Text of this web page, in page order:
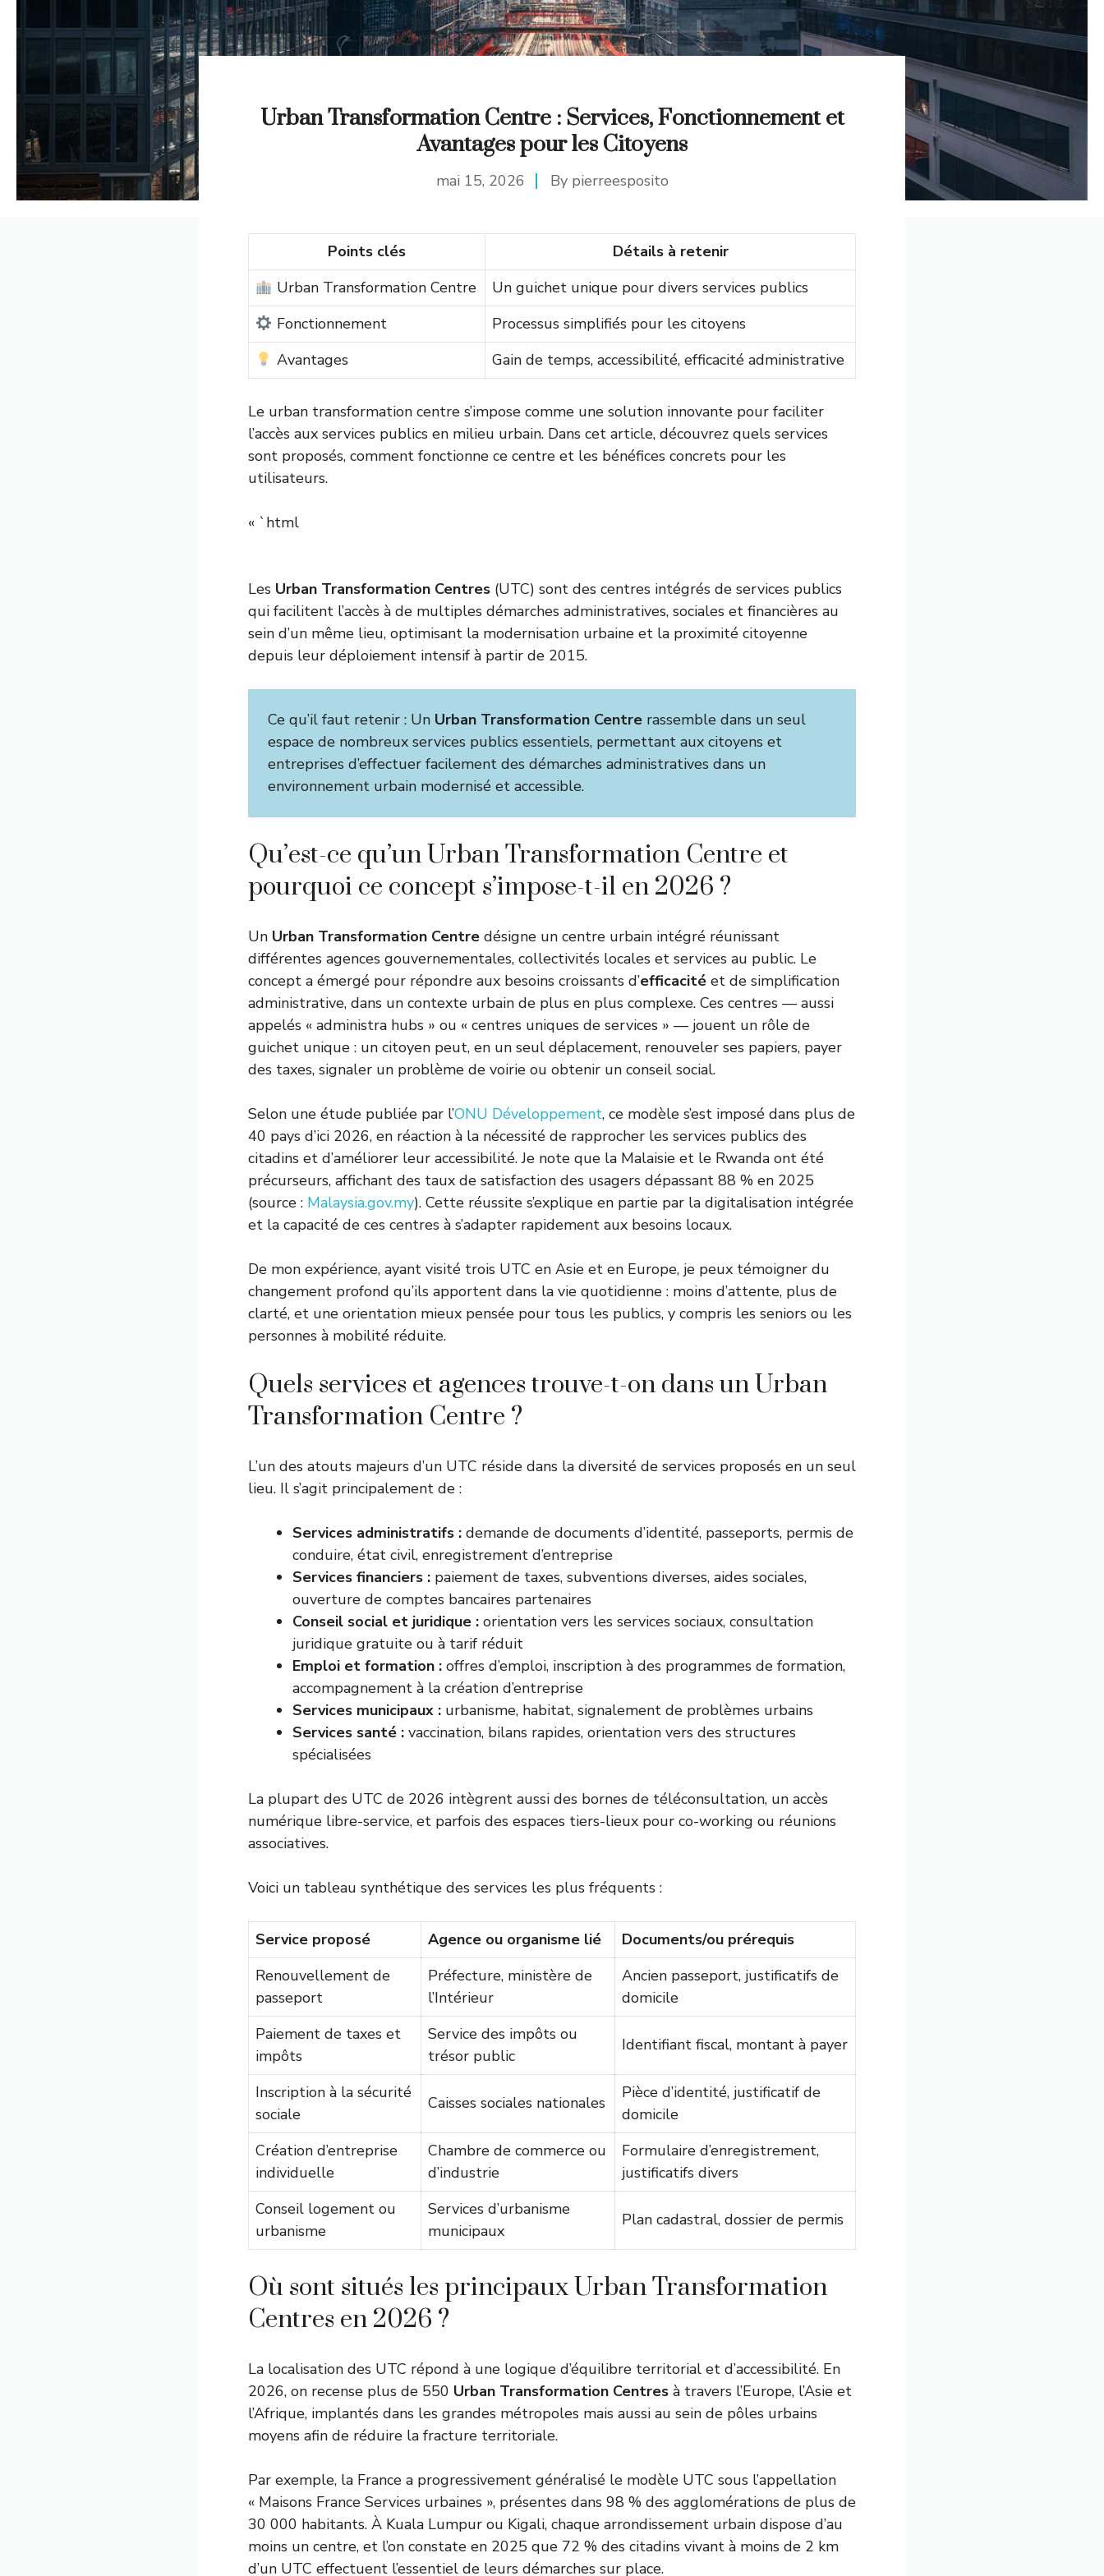
Urban Transformation Centre : Services, Fonctionnement et
Avantages pour les Citoyens
mai 15, 2026 By pierreesposito
Points clés
Détails à retenir
Urban Transformation Centre
Un guichet unique pour divers services publics
Fonctionnement
Processus simplifiés pour les citoyens
Avantages
Gain de temps, accessibilité, efficacité administrative
Le urban transformation centre s’impose comme une solution innovante pour faciliter
l’accès aux services publics en milieu urbain. Dans cet article, découvrez quels services
sont proposés, comment fonctionne ce centre et les bénéfices concrets pour les
utilisateurs.
« `html
Les Urban Transformation Centres (UTC) sont des centres intégrés de services publics
qui facilitent l’accès à de multiples démarches administratives, sociales et financières au
sein d’un même lieu, optimisant la modernisation urbaine et la proximité citoyenne
depuis leur déploiement intensif à partir de 2015.
Ce qu’il faut retenir : Un Urban Transformation Centre rassemble dans un seul
espace de nombreux services publics essentiels, permettant aux citoyens et
entreprises d’effectuer facilement des démarches administratives dans un
environnement urbain modernisé et accessible.
Qu’est-ce qu’un Urban Transformation Centre et
pourquoi ce concept s’impose-t-il en 2026 ?
Un Urban Transformation Centre désigne un centre urbain intégré réunissant
différentes agences gouvernementales, collectivités locales et services au public. Le
concept a émergé pour répondre aux besoins croissants d’efficacité et de simplification
administrative, dans un contexte urbain de plus en plus complexe. Ces centres — aussi
appelés « administra hubs » ou « centres uniques de services » — jouent un rôle de
guichet unique : un citoyen peut, en un seul déplacement, renouveler ses papiers, payer
des taxes, signaler un problème de voirie ou obtenir un conseil social.
Selon une étude publiée par l’ONU Développement, ce modèle s’est imposé dans plus de
40 pays d’ici 2026, en réaction à la nécessité de rapprocher les services publics des
citadins et d’améliorer leur accessibilité. Je note que la Malaisie et le Rwanda ont été
précurseurs, affichant des taux de satisfaction des usagers dépassant 88 % en 2025
(source : Malaysia.gov.my). Cette réussite s’explique en partie par la digitalisation intégrée
et la capacité de ces centres à s’adapter rapidement aux besoins locaux.
De mon expérience, ayant visité trois UTC en Asie et en Europe, je peux témoigner du
changement profond qu’ils apportent dans la vie quotidienne : moins d’attente, plus de
clarté, et une orientation mieux pensée pour tous les publics, y compris les seniors ou les
personnes à mobilité réduite.
Quels services et agences trouve-t-on dans un Urban
Transformation Centre ?
L’un des atouts majeurs d’un UTC réside dans la diversité de services proposés en un seul
lieu. Il s’agit principalement de :
Services administratifs : demande de documents d’identité, passeports, permis de
conduire, état civil, enregistrement d’entreprise
Services financiers : paiement de taxes, subventions diverses, aides sociales,
ouverture de comptes bancaires partenaires
Conseil social et juridique : orientation vers les services sociaux, consultation
juridique gratuite ou à tarif réduit
Emploi et formation : offres d’emploi, inscription à des programmes de formation,
accompagnement à la création d’entreprise
Services municipaux : urbanisme, habitat, signalement de problèmes urbains
Services santé : vaccination, bilans rapides, orientation vers des structures
spécialisées
La plupart des UTC de 2026 intègrent aussi des bornes de téléconsultation, un accès
numérique libre-service, et parfois des espaces tiers-lieux pour co-working ou réunions
associatives.
Voici un tableau synthétique des services les plus fréquents :
Service proposé Agence ou organisme lié
Documents/ou prérequis
Renouvellement de
passeport
Préfecture, ministère de
l’Intérieur
Ancien passeport, justificatifs de
domicile
Paiement de taxes et
impôts
Service des impôts ou
trésor public
Identifiant fiscal, montant à payer
Inscription à la sécurité
sociale
Caisses sociales nationales
Pièce d’identité, justificatif de
domicile
Création d’entreprise
individuelle
Chambre de commerce ou
d’industrie
Formulaire d’enregistrement,
justificatifs divers
Conseil logement ou
urbanisme
Services d’urbanisme
municipaux
Plan cadastral, dossier de permis
Où sont situés les principaux Urban Transformation
Centres en 2026 ?
La localisation des UTC répond à une logique d’équilibre territorial et d’accessibilité. En
2026, on recense plus de 550 Urban Transformation Centres à travers l’Europe, l’Asie et
l’Afrique, implantés dans les grandes métropoles mais aussi au sein de pôles urbains
moyens afin de réduire la fracture territoriale.
Par exemple, la France a progressivement généralisé le modèle UTC sous l’appellation
« Maisons France Services urbaines », présentes dans 98 % des agglomérations de plus de
30 000 habitants. À Kuala Lumpur ou Kigali, chaque arrondissement urbain dispose d’au
moins un centre, et l’on constate en 2025 que 72 % des citadins vivant à moins de 2 km
d’un UTC effectuent l’essentiel de leurs démarches sur place.